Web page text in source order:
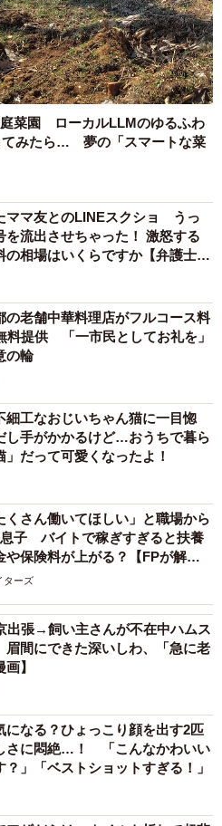
菜園 ローカルLLMのゆるふわ
てみたら… 夢の「スマートな菜
ママ友とのLINEスクショ うっ
を流出させちゃった！ 激怒する
相場はいくらですか【弁護士が
の老舗中華料理店がフルコース料
料提供 「一市民としてお礼を」
の輪
細工なおじいちゃん猫に一目惚
手がかかるけど…おうちで暮ら
」だって可愛くなったよ！
くさん働いてほしい」と職場から
子 バイトで稼ぎすぎると扶養
や保険料が上がる？【FPが解
ターズ
出張→飼い主さんが不在中ハムス
間にできた深いしわ、「急に老
】
になる？ひょっこり顔を出す2匹
さに悶絶…！ 「こんなかわいい
？」「ベストショットすぎる！」